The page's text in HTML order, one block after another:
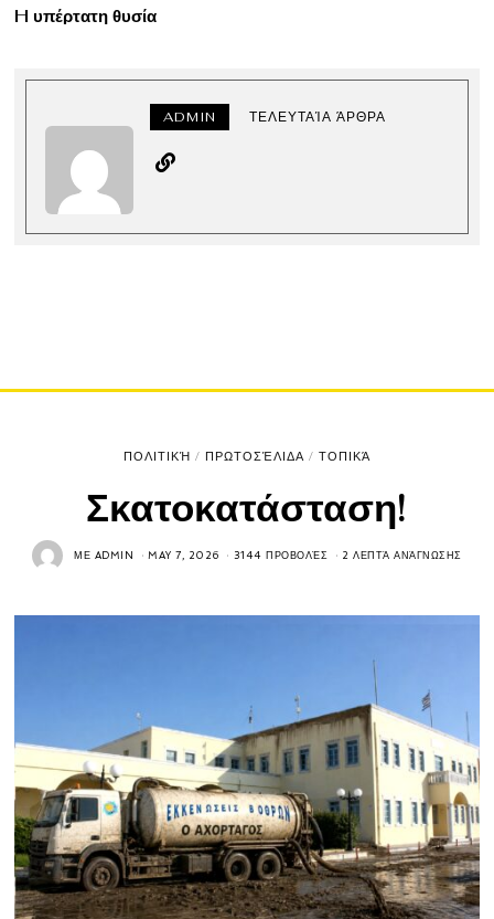
H υπέρτατη θυσία
ADMIN ΤΕΛΕΥΤΑΊΑ ΆΡΘΡΑ
ΠΟΛΙΤΙΚΉ / ΠΡΩΤΟΣΈΛΙΔΑ / ΤΟΠΙΚΆ
Σκατοκατάσταση!
ΜΕ ADMIN MAY 7, 2026 3144 ΠΡΟΒΟΛΈΣ 2 ΛΕΠΤΆ ΑΝΆΓΝΩΣΗΣ